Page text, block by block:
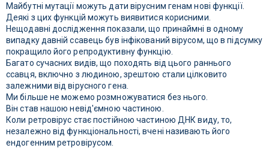
Майбутні мутації можуть дати вірусним генам нові функції.
Деякі з цих функцій можуть виявитися корисними.
Нещодавні дослідження показали, що принаймні в одному
випадку давній ссавець був інфікований вірусом, що в підсумку
покращило його репродуктивну функцію.
Багато сучасних видів, що походять від цього раннього
ссавця, включно з людиною, зрештою стали цілковито
залежними від вірусного гена.
Ми більше не можемо розмножуватися без нього.
Він став нашою невід'ємною частиною.
Коли ретровірус стає постійною частиною ДНК виду, то,
незалежно від функціональності, вчені називають його
ендогенним ретровірусом.